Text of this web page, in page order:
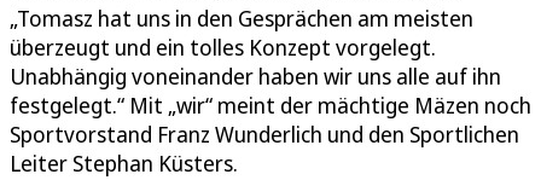
„Tomasz hat uns in den Gesprächen am meisten
überzeugt und ein tolles Konzept vorgelegt.
Unabhängig voneinander haben wir uns alle auf ihn
festgelegt.“ Mit „wir“ meint der mächtige Mäzen noch
Sportvorstand Franz Wunderlich und den Sportlichen
Leiter Stephan Küsters.